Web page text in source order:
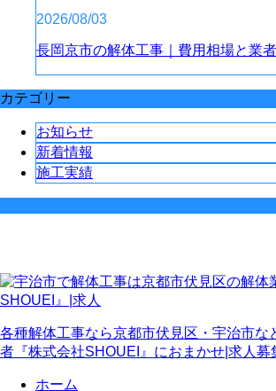
2026/08/03
長岡京市の解体工事｜費用相場と業
カテゴリー
お知らせ
新着情報
施工実績
各種解体工事なら京都市伏見区・宇治市な
者『株式会社SHOUEI』におまかせ|求人募
ホーム